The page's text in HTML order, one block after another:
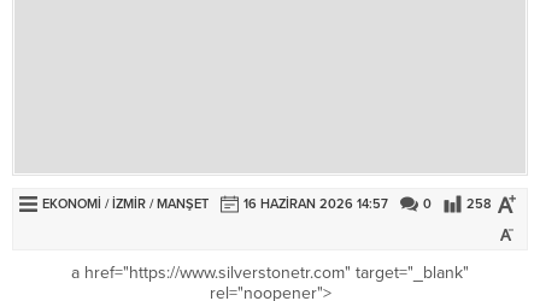
EKONOMİ /İZMİR /MANŞET 16 HAZIRAN 2026 14:57 0 258
a href="https://www.silverstonetr.com" target="_blank"
rel="noopener">